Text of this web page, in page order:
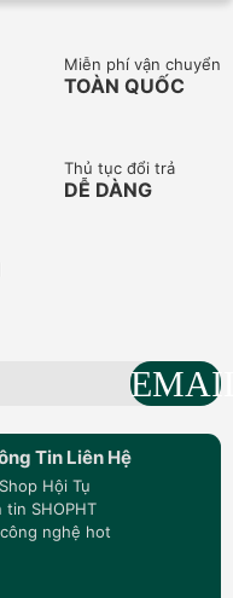
Miễn phí vận chuyển
TOÀN QUỐC
Thủ tục đổi trả
DỄ DÀNG
Tin Liên Hệ
Hội Tụ
tin SHOPHT
nghệ hot